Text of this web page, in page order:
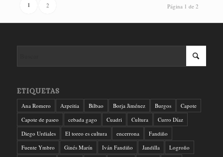
Página 1 de 2
1 2
ETIQUETAS
Ana Romero Azpeitia Bilbao Borja Jiménez Burgos
Capote
Capote de paseo
cebada gago Cuadri Cultura
Curro Díaz
Diego Urdiales
El toreo es cultura encerrona
Fandiño
Fuente Ymbro
Ginés Marín Iván Fandiño Jandilla
Logroño